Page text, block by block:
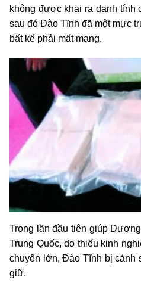
không được khai ra danh tính
sau đó Đào Tĩnh đã một mực
bất kể phải mất mạng.
Trong lần đầu tiên giúp
Trung Quốc, do thiếu kinh
chuyển lớn, Đào Tĩnh bị cảnh
giữ.